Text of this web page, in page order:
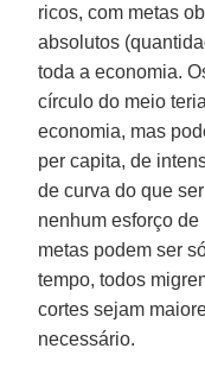
ricos, com metas
absolutos
toda a economia.
círculo do meio
economia, mas
per capita, de
de curva do que
nenhum esforço
metas podem ser
tempo, todos
cortes sejam
necessário.